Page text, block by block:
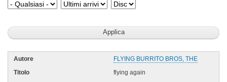
FLYING BURRITO BROS, THE
flying again